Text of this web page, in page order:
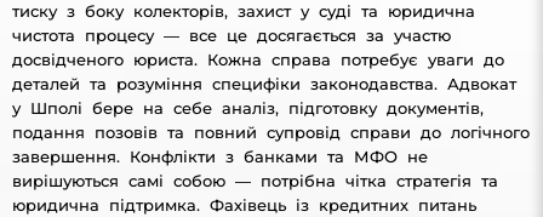
тиску з боку колекторів, захист у суді та юридична
чистота процесу — все це досягається за участю
досвідченого юриста. Кожна справа потребує уваги до
деталей та розуміння специфіки законодавства. Адвокат
у Шполі бере на себе аналіз, підготовку документів,
подання позовів та повний супровід справи до логічного
завершення. Конфлікти з банками та МФО не
вирішуються самі собою — потрібна чітка стратегія та
юридична підтримка. Фахівець із кредитних питань